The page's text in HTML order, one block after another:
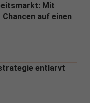
Mit
auf einen
entlarvt